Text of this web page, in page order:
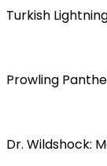
Turkish
Prowling
Dr. Wildshock: